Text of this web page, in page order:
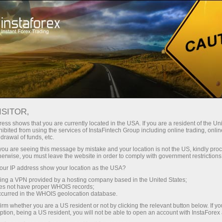
С InstaForex вы получаете
конкурентным возможностям:
кредитное плечо до 1:5000, одни
из лучших спредов и комиссий
на рынке, а также
привлекательные условия для
торговли акциями и индексами
Минимальные
Бонус 30%
на каждый депозит
Скорость
в трейдинге и на трассе
shows that you are currently located in the USA. If you are a resident of the
from using the services of InstaFintech Group including online trading,
of funds, etc.
are seeing this message by mistake and your location is not the US, kindly
you must leave the website in order to comply with government
IP address show your location as the USA?
a VPN provided by a hosting company based in the United States;
not have proper WHOIS records;
in the WHOIS geolocation database.
whether you are a US resident or not by clicking the relevant button below. If
being a US resident, you will not be able to open an account with InstaForex